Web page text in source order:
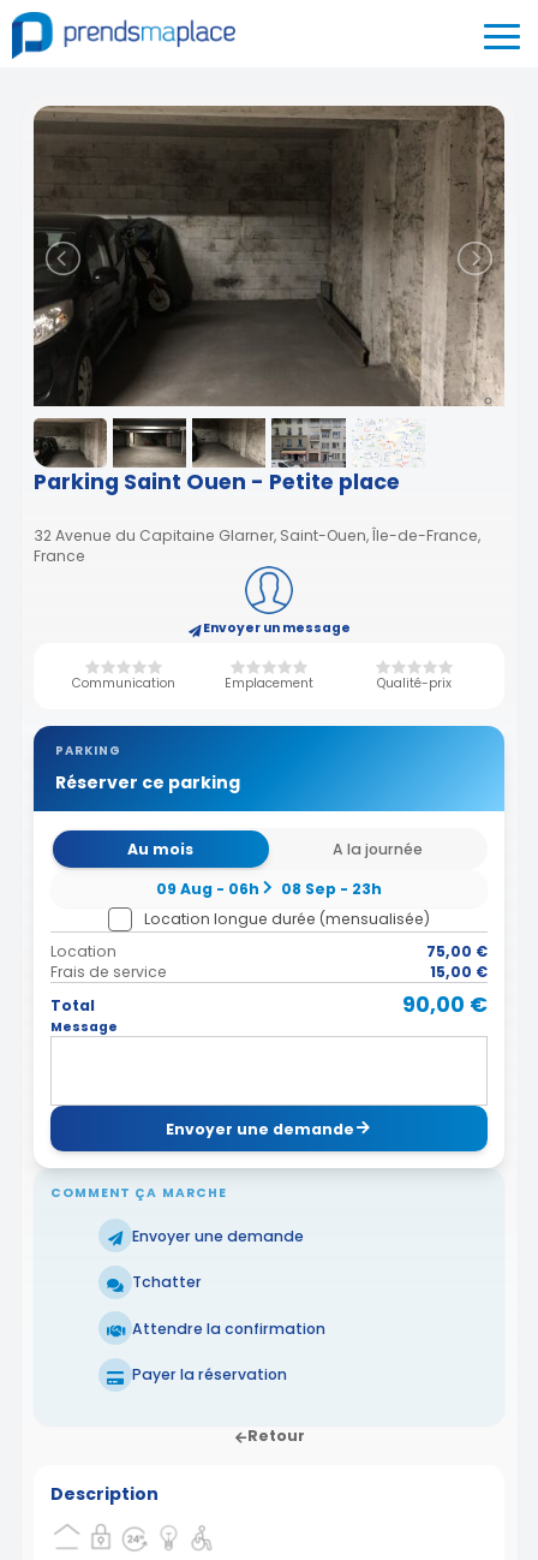
Parking Saint Ouen - Petite place
32 Avenue du Capitaine Glarner, Saint-Ouen, Île-de-France,
France
Envoyer un message
Communication Emplacement Qualité-prix
PARKING
Réserver ce parking
Au mois
A la journée
09 Aug - 06h
08 Sep - 23h
Location longue durée (mensualisée)
Location
75,00 €
Frais de service
15,00 €
Total
90,00 €
Message
Envoyer une demande
COMMENT ÇA MARCHE
Envoyer une demande
Tchatter
Attendre la confirmation
Payer la réservation
Retour
Description